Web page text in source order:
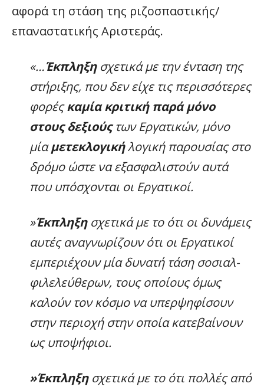
αφορά τη στάση της ριζοσπαστικής/
επαναστατικής Αριστεράς.
«…Έκπληξη σχετικά με την ένταση της
στήριξης, που δεν είχε τις περισσότερες
φορές καμία κριτική παρά μόνο
στους δεξιούς των Εργατικών, μόνο
μία μετεκλογικήλογική παρουσίας στο
δρόμο ώστε να εξασφαλιστούν αυτά
που υπόσχονται οι Εργατικοί.
»Έκπληξη σχετικά με το ότι οι δυνάμεις
αυτές αναγνωρίζουν ότι οι Εργατικοί
εμπεριέχουν μία δυνατή τάση σοσιαλ-
φιλελεύθερων, τους οποίους όμως
καλούν τον κόσμο να υπερψηφίσουν
στην περιοχή στην οποία κατεβαίνουν
ως υποψήφιοι.
»Έκπληξη σχετικά με το ότι πολλές από